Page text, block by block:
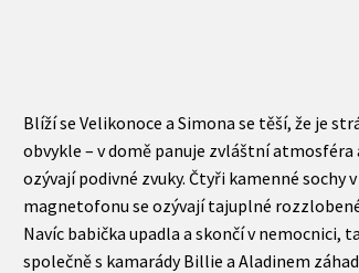
Blíží se Velikonoce a Simona se těší, že je
obvykle – v domě panuje zvláštní atmosféra
ozývají podivné zvuky. Čtyři kamenné sochy
magnetofonu se ozývají tajuplné
Navíc babička upadla a skončí v nemocnici,
společně s kamarády Billie a Aladinem